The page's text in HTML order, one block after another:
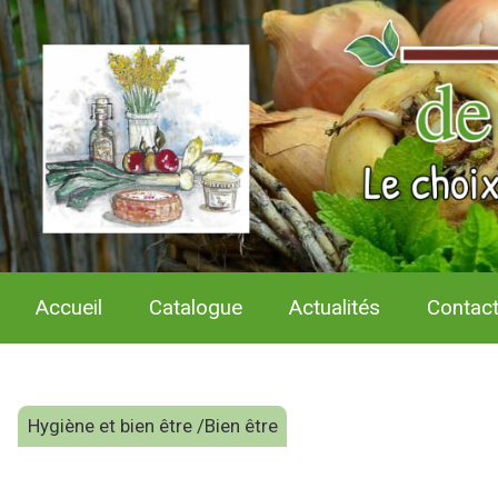
Accueil Catalogue Actualités Contact
Hygiène et bien être /Bien être